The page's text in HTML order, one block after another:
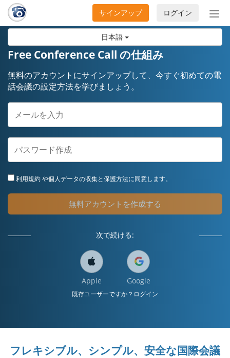
日本語
ナ
ビ
ョ
ログイン
サインアップ
Free Conference Call の仕組み
無料のアカウントにサインアップして、今すぐ初めての電
話会議の設定方法を学びましょう。
利用規約や個人データの収集と保護方法に同意します。
無料アカウントを作成する
次で続ける:
Apple Google
既存ユーザーですか？ログイン
フレキシブル、シンプル、安全な国際会議